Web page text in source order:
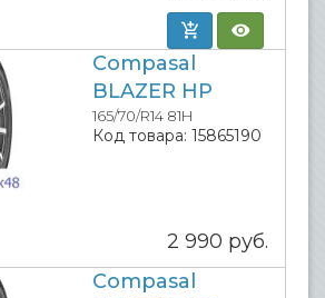
Compasal
BLAZER HP
165/70/R14 81H
Код товара: 15865190
2 990 руб.
Compasal